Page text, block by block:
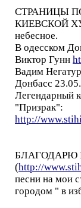
СТРАНИЦЫ
КИЕВСКОЙ
небесное.
В одесском
Виктор Гунн
Вадим
Донбасс
Легендарный
"Призрак":
http://
БЛАГОДАРЮ
(http://
песни на мои
городом " в